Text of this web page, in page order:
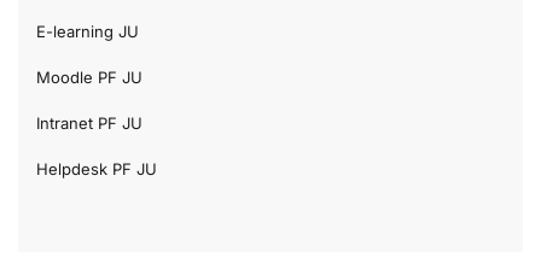
E-learning JU
Moodle PF JU
Intranet PF JU
Helpdesk PF JU